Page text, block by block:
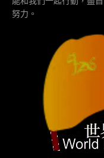
努力。